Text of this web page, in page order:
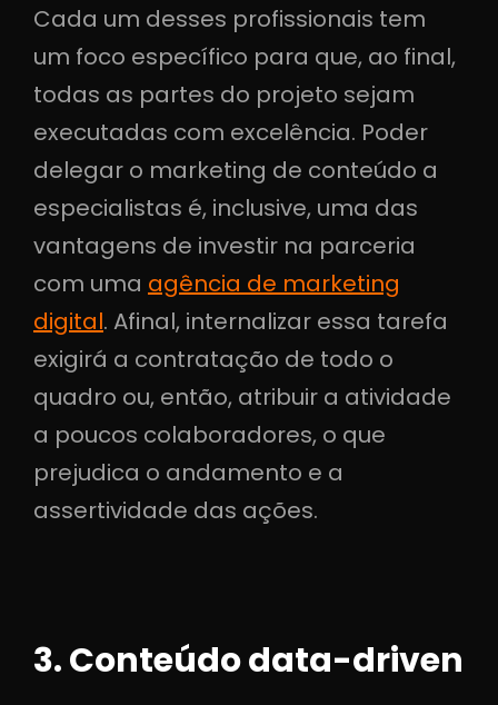
Cada um desses profissionais tem
um foco específico para que, ao final,
todas as partes do projeto sejam
executadas com excelência. Poder
delegar o marketing de conteúdo a
especialistas é, inclusive, uma das
vantagens de investir na parceria
com uma agência de marketing
digital. Afinal, internalizar essa tarefa
exigirá a contratação de todo o
quadro ou, então, atribuir a atividade
a poucos colaboradores, o que
prejudica o andamento e a
assertividade das ações.
3. Conteúdo data-driven